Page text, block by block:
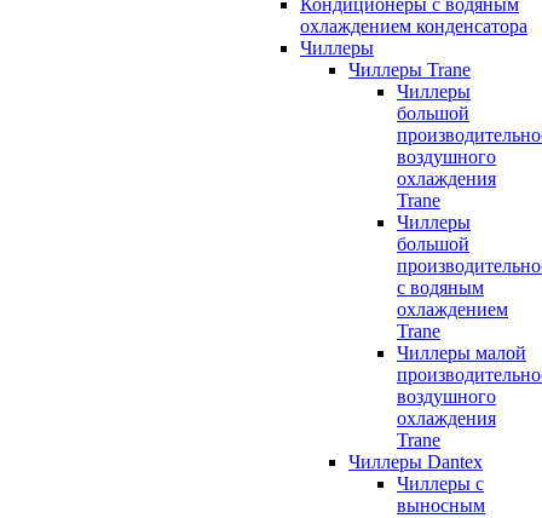
Кондиционеры с водяным
охлаждением конденсатора
Чиллеры
Чиллеры Trane
Чиллеры
большой
воздушного
охлаждения
Trane
Чиллеры
большой
с водяным
охлаждением
Trane
Чиллеры малой
воздушного
охлаждения
Trane
Чиллеры Dantex
Чиллеры с
выносным